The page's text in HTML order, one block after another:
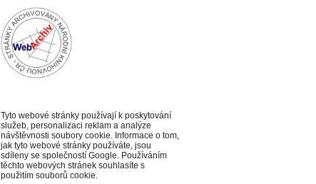
Tyto webové stránky používají k poskytování
služeb, personalizaci reklam a analýze
návštěvnosti soubory cookie. Informace o tom,
jak tyto webové stránky používáte, jsou
sdíleny se společností Google. Používáním
těchto webových stránek souhlasíte s
použitím souborů cookie.